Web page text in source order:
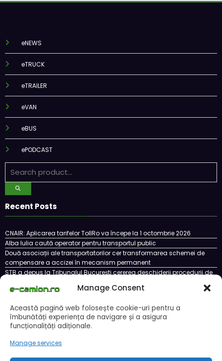
Manage Consent
Această pagină web folosește cookie-uri pentru a
îmbunătăți experiența de navigare și a asigura
funcționalițăți adiționale.
Manage services
eNEWS
eTRUCK
eTRAILER
eVAN
eBUS
ePODCAST
Recent Posts
CNAIR: Aplicarea tarifelor TollRo va începe la 1 octombrie 2026
Alba Iulia caută operator pentru transportul public
Două asociații ale transportatorilor cer transformarea schemei de
compensare a accizei în mecanism permanent
STB a depus la Tribunalul București cererea deschiderii procedurii de
DKV Mobility și Shell își extind parteneriatul european
Cookie Policy (EU)
Politica de confidentialitate